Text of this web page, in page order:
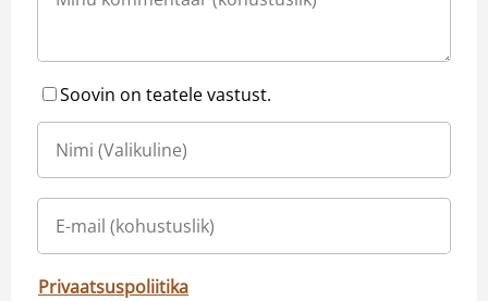
Soovin on teatele vastust.
Privaatsuspoliitika